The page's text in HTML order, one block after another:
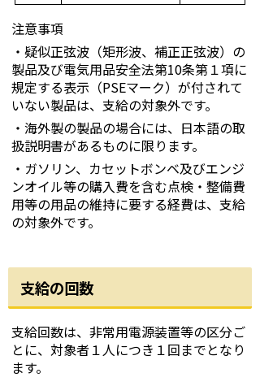
注意事項
・疑似正弦波（矩形波、補正正弦波）の
製品及び電気用品安全法第10条第１項に
規定する表示（PSEマーク）が付されて
いない製品は、支給の対象外です。
・海外製の製品の場合には、日本語の取
扱説明書があるものに限ります。
・ガソリン、カセットボンベ及びエンジ
ンオイル等の購入費を含む点検・整備費
用等の用品の維持に要する経費は、支給
の対象外です。
支給の回数
支給回数は、非常用電源装置等の区分ご
とに、対象者１人につき１回までとなり
ます。